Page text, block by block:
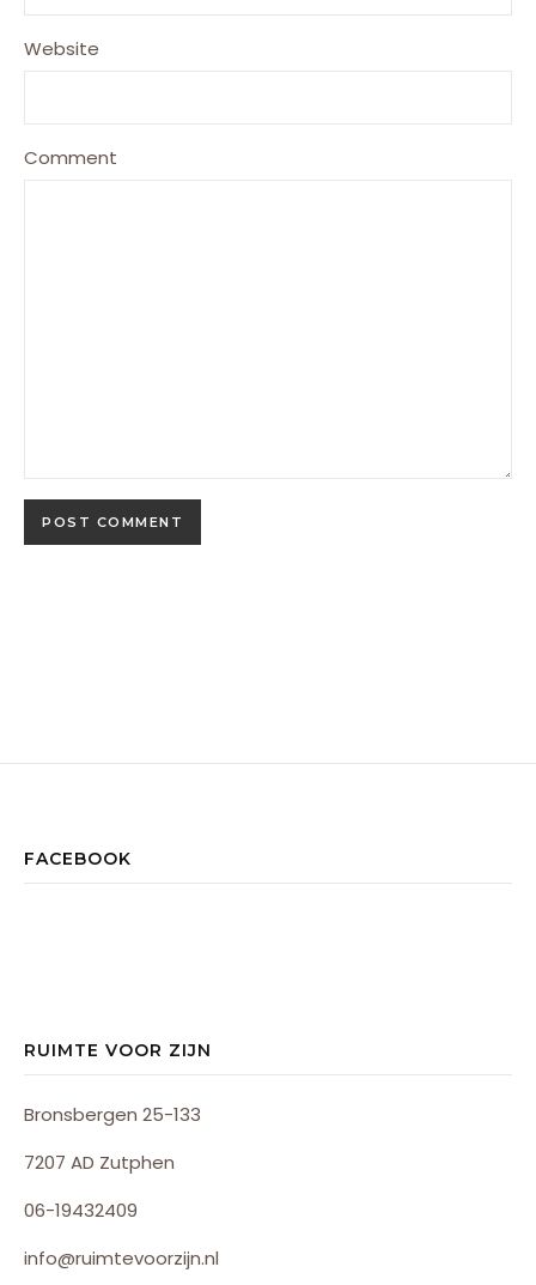
Website
Comment
FACEBOOK
RUIMTE VOOR ZIJN
Bronsbergen 25-133
7207 AD Zutphen
06-19432409
info@ruimtevoorzijn.nl